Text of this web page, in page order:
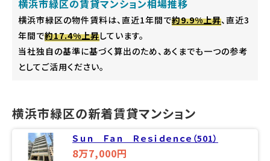
横浜市緑区の賃貸マンション相場推移
横浜市緑区の物件賃料は、直近1年間で約9.9%上昇、直近3
年間で約17.4%上昇しています。
当社独自の基準に基づく算出のため、あくまでも一つの参考
としてご活用ください。
横浜市緑区の新着賃貸マンション
Ｓｕｎ＿Ｆａｎ＿Ｒｅｓｉｄｅｎｃｅ（501）
8万7,000円